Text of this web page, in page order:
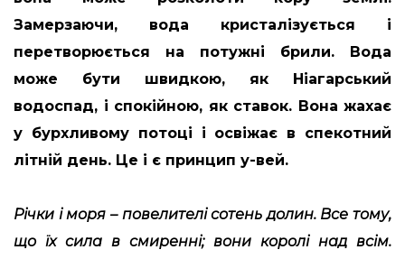
Замерзаючи, вода кристалізується і
перетворюється на потужні брили. Вода
може бути швидкою, як Ніагарський
водоспад, і спокійною, як ставок. Вона жахає
у бурхливому потоці і освіжає в спекотний
літній день. Це і є принцип у-вей.
Річки і моря – повелителі сотень долин. Все тому,
що їх сила в смиренні; вони королі над всім.